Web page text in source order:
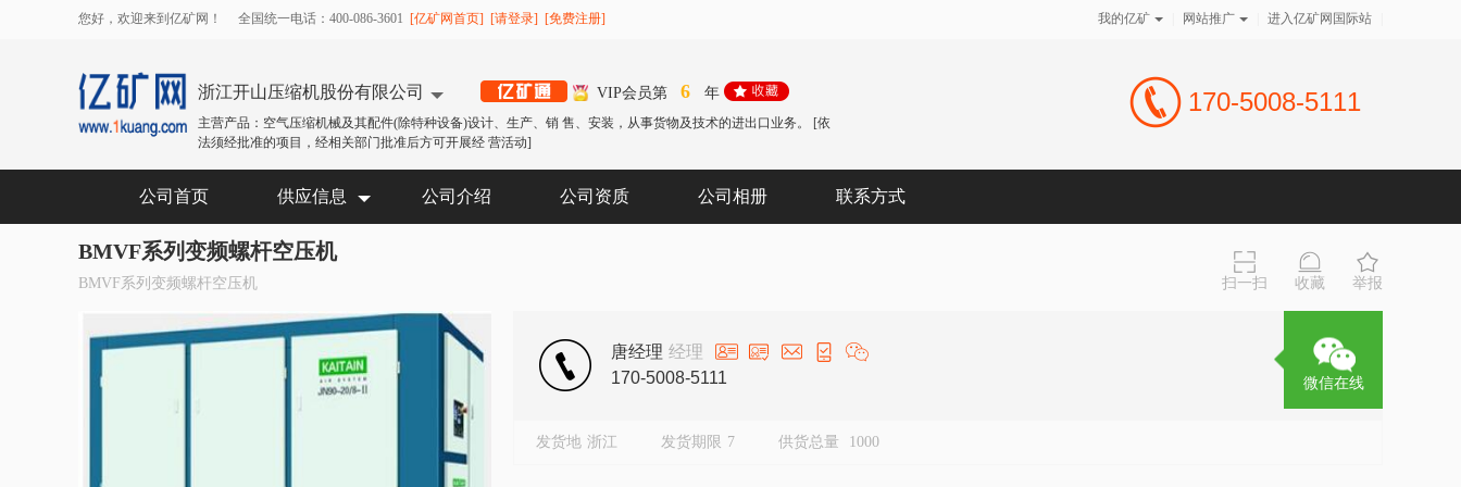
您好，欢迎来到亿矿网！ 全国统一电话：400-086-3601 [亿矿网首页] [请登录] [免费注册] 我的亿矿 网站推广 进入亿矿网国际站
浙江开山压缩机股份有限公司 VIP会员第 6 年
主营产品：空气压缩机械及其配件(除特种设备)设计、生产、销 售、安装，从事货物及技术的进出口业务。 [依
法须经批准的项目，经相关部门批准后方可开展经 营活动]
170-5008-5111
公司首页 供应信息 公司介绍 公司资质 公司相册 联系方式
BMVF系列变频螺杆空压机
BMVF系列变频螺杆空压机 扫一扫 收藏 举报
唐经理 经理
170-5008-5111
微信在线
发货地 浙江 发货期限 7 供货总量 1000